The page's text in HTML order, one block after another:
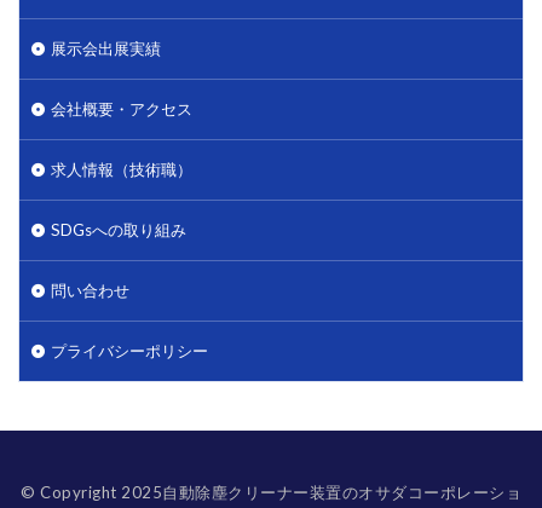
展示会出展実績
会社概要・アクセス
求人情報（技術職）
SDGsへの取り組み
問い合わせ
プライバシーポリシー
© Copyright 2025自動除塵クリーナー装置のオサダコーポレーショ